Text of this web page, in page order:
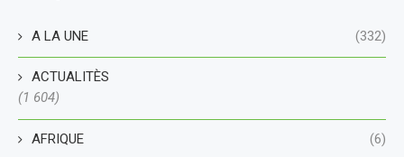
A LA UNE (332)
ACTUALITÈS
(1 604)
AFRIQUE (6)